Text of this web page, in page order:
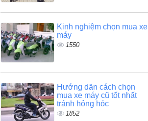
Kinh nghiệm chọn mua xe
máy
1550
Hướng dẫn cách chọn
mua xe máy cũ tốt nhất
tránh hỏng hóc
1852